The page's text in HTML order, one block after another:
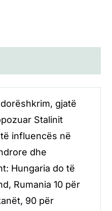
gjatë
Stalinit
influencës në
dhe
Hungaria do të
Rumania 10 për
90 për